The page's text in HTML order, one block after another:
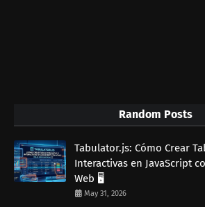
Random Posts
Tabulator.js: Cómo Crear
Interactivas en JavaScript
Web 🖥️
May 31, 2026